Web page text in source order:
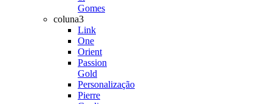
Gomes
coluna3
Link
One
Orient
Passion
Gold
Personalização
Pierre